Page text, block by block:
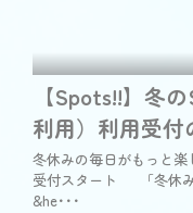
【Spots!!】冬
利用）利用受付
冬休みの毎日がもっと
受付スタート 「冬休
&he･･･